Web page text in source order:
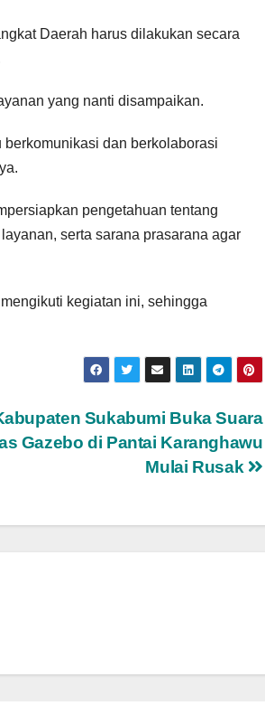
Daerah harus dilakukan secara
yang nanti disampaikan.
dan berkolaborasi
pengetahuan tentang
serta sarana prasarana agar
kegiatan ini, sehingga
Sukabumi Buka Suara
Gazebo di Pantai Karanghawu
Mulai Rusak